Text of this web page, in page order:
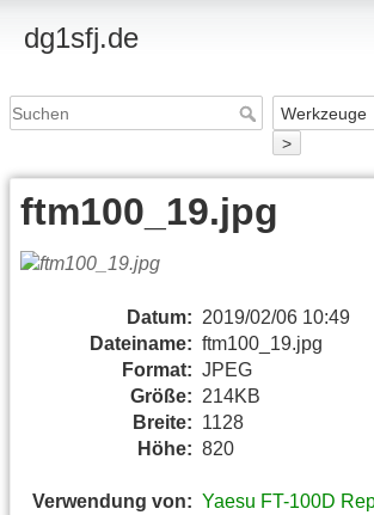
dg1sfj.de
>
ftm100_19.jpg
Datum: 2019/02/06 10:49
Dateiname: ftm100_19.jpg
Format: JPEG
Größe: 214KB
Breite: 1128
Höhe: 820
Verwendung von: Yaesu FT-100D